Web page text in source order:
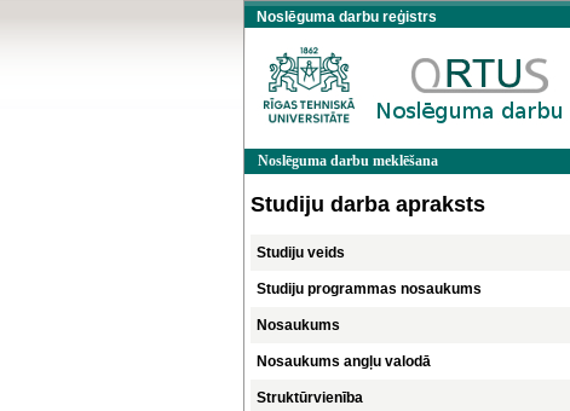
Noslēguma darbu reģistrs
Noslēguma darbu meklēšana
Studiju darba apraksts
Studiju veids
Studiju programmas nosaukums
Nosaukums
Nosaukums angļu valodā
Struktūrvienība